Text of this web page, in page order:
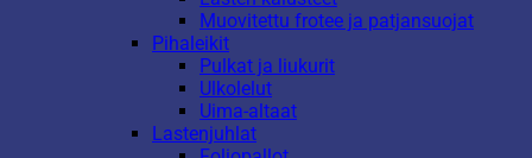
Muovitettu frotee ja patjansuojat
Pihaleikit
Pulkat ja liukurit
Ulkolelut
Uima-altaat
Lastenjuhlat